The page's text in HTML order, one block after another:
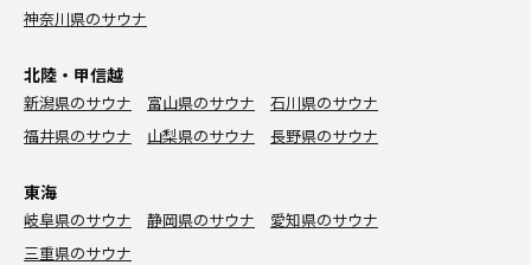
神奈川県のサウナ
北陸・甲信越
新潟県のサウナ 富山県のサウナ
石川県のサウナ
福井県のサウナ
山梨県のサウナ 長野県のサウナ
東海
岐阜県のサウナ 静岡県のサウナ
愛知県のサウナ
三重県のサウナ